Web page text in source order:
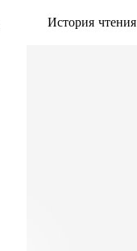
История чтения